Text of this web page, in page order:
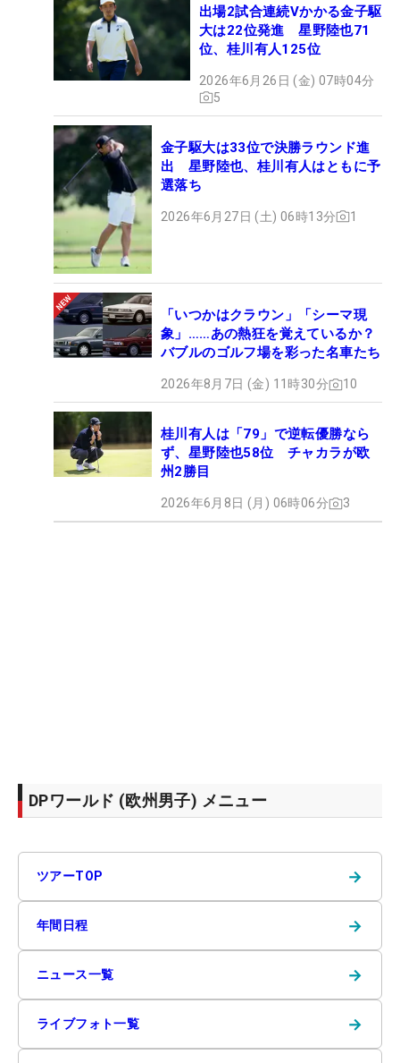
出場2試合連続Vかかる金子駆
大は22位発進 星野陸也71
位、桂川有人125位
2026年6月26日 (金) 07時04分
5
金子駆大は33位で決勝ラウンド進
出 星野陸也、桂川有人はともに予
選落ち
2026年6月27日 (土) 06時13分 1
「いつかはクラウン」「シーマ現
象」……あの熱狂を覚えているか？
バブルのゴルフ場を彩った名車たち
2026年8月7日 (金) 11時30分 10
桂川有人は「79」で逆転優勝なら
ず、星野陸也58位 チャカラが欧
州2勝目
2026年6月8日 (月) 06時06分 3
DPワールド (欧州男子) メニュー
ツアーTOP →
年間日程 →
ニュース一覧 →
ライブフォト一覧 →